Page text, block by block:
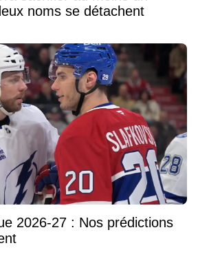
noms se détachent
2026-27 : Nos prédictions